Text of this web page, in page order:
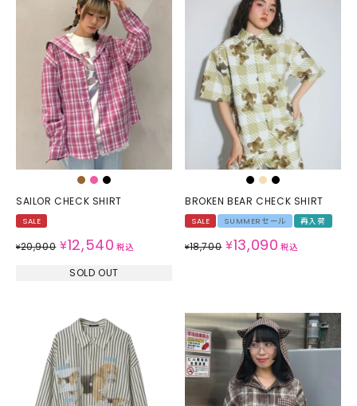
SAILOR CHECK SHIRT
SALE
¥20,900 ¥12,540 税込
SOLD OUT
BROKEN BEAR CHECK SHIRT
SALE SUMMERセール 再入荷
¥18,700 ¥13,090 税込